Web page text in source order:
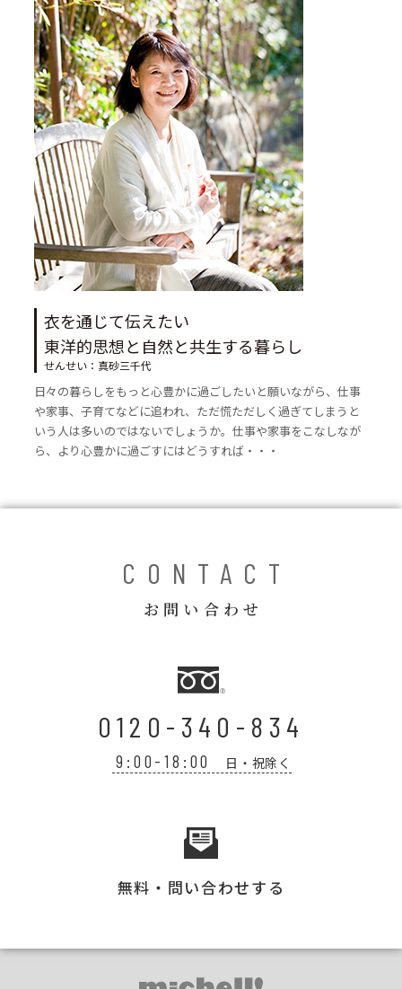
衣を通じて伝えたい
東洋的思想と自然と共生する暮らし
せんせい：真砂三千代
日々の暮らしをもっと心豊かに過ごしたいと願いながら、仕事
や家事、子育てなどに追われ、ただ慌ただしく過ぎてしまうと
いう人は多いのではないでしょうか。仕事や家事をこなしなが
ら、より心豊かに過ごすにはどうすれば・・・
CONTACT
お問い合わせ
0120-340-834
9:00-18:00 日・祝除く
無料・問い合わせする